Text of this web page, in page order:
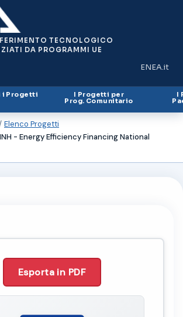
TECNOLOGICO
DA PROGRAMMI UE
ENEA.it
(si apre in
i Progetti I Progetti per
Prog. Comunitario
I
Elenco Progetti
- Energy Efficiency Financing National
Esporta in PDF